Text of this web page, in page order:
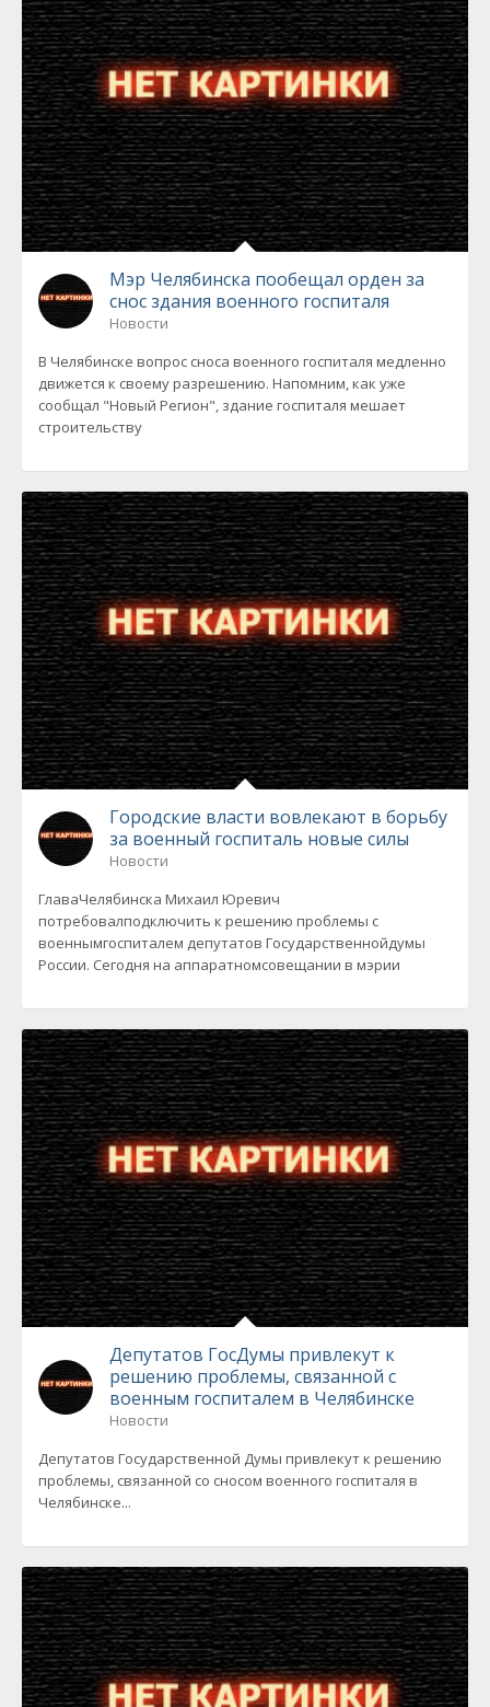
Мэр Челябинска пообещал орден за
снос здания военного госпиталя
Новости
В Челябинске вопрос сноса военного госпиталя медленно
движется к своему разрешению. Напомним, как уже
сообщал "Новый Регион", здание госпиталя мешает
строительству
Городские власти вовлекают в борьбу
за военный госпиталь новые силы
Новости
ГлаваЧелябинска Михаил Юревич
потребовалподключить к решению проблемы с
военнымгоспиталем депутатов Государственнойдумы
России. Сегодня на аппаратномсовещании в мэрии
Депутатов ГосДумы привлекут к
решению проблемы, связанной с
военным госпиталем в Челябинске
Новости
Депутатов Государственной Думы привлекут к решению
проблемы, связанной со сносом военного госпиталя в
Челябинске...